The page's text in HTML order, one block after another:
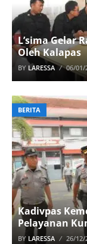
L’sima Gelar
Oleh Kalapas
BY LARESSA 06/01/
BERITA
Kadivpas
Pelayanan
BY LARESSA 26/12/